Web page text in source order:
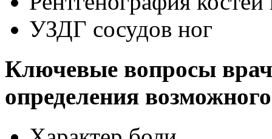
УЗДГ сосудов ног
Ключевые вопросы
определения